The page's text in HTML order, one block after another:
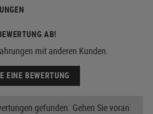
AB!
mit anderen Kunden.
EINE BEWERTUNG
gefunden. Gehen Sie voran